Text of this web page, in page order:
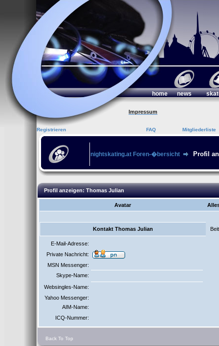
home news
Impressum
Registrieren FAQ Mitgliederliste
nightskating.at Foren-�bersicht Profil
Profil anzeigen: Thomas Julian
Avatar
Kontakt Thomas Julian
E-Mail-Adresse:
Private Nachricht:
MSN Messenger:
Skype-Name:
Websingles-Name:
Yahoo Messenger:
AIM-Name:
ICQ-Nummer:
Back To Top